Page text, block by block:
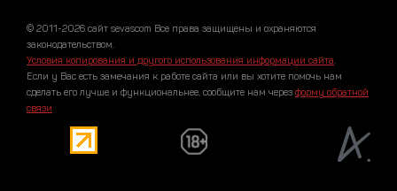
© 2011-2026 сайт sevascom Все права защищены и охраняются
законодательством.
Условия копирования и другого использования информации сайта.
Если у Вас есть замечания к работе сайта или вы хотите помочь нам
сделать его лучше и функциональнее, сообщите нам через форму обратной
связи